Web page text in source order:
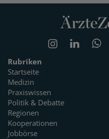
Rubriken
Startseite
Medizin
Praxiswissen
Politik & Debatte
Regionen
Kooperationen
Jobbörse